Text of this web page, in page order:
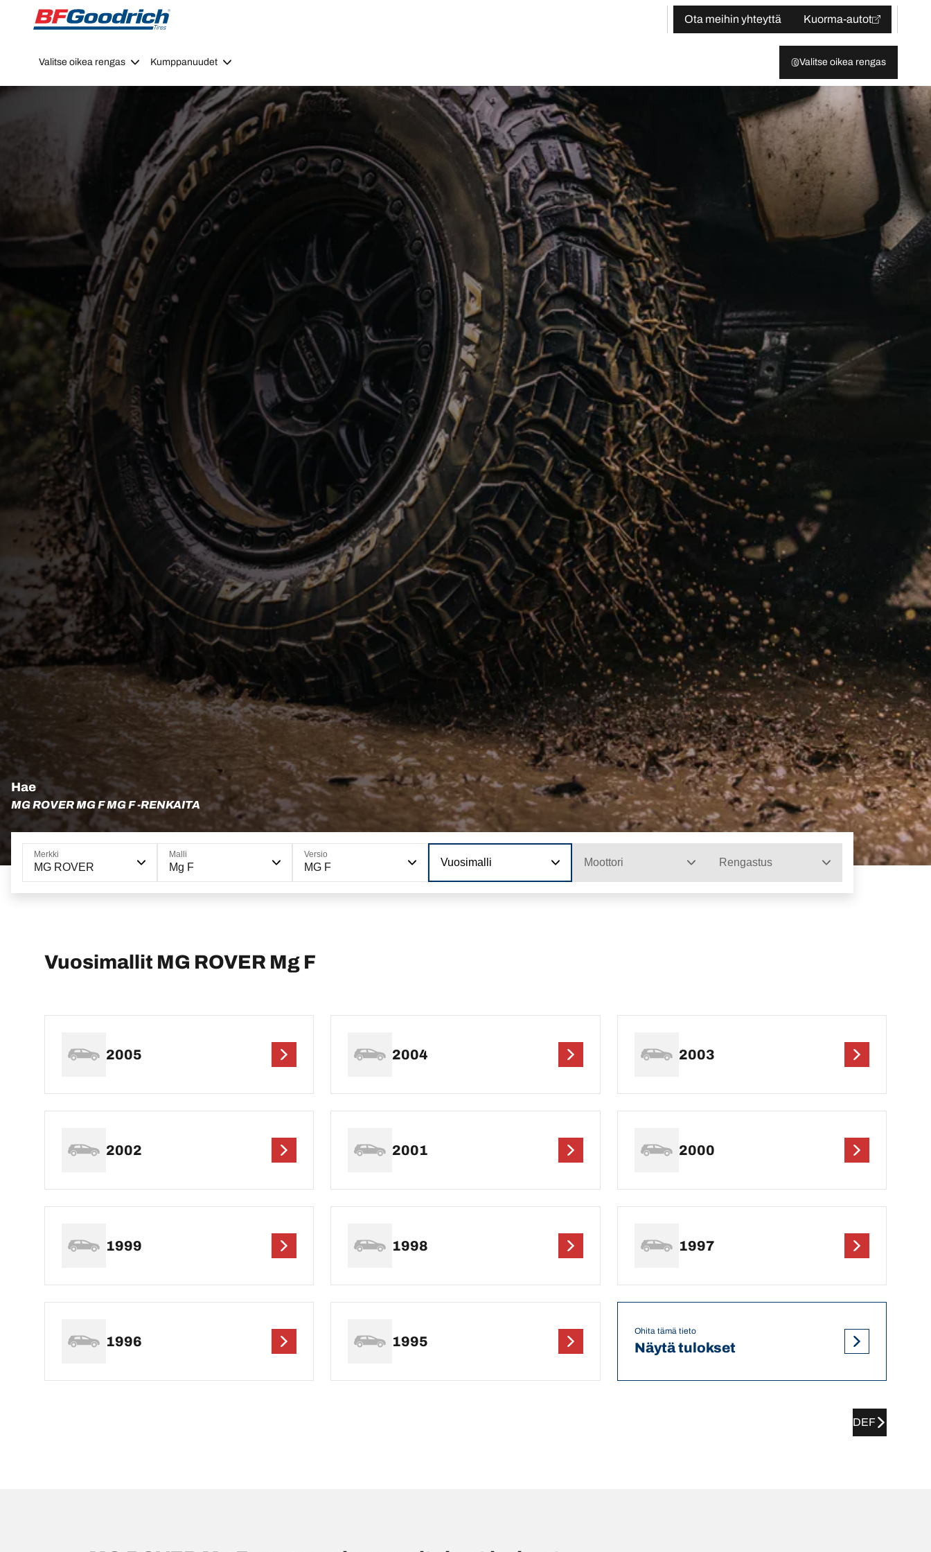
Go to page content
Go to page navigation
Ota meihin yhteyttä
Kuorma-autot
Valitse oikea rengas Kumppanuudet Valitse oikea rengas
Hae
MG ROVER MG F MG F -RENKAITA
Merkki
MG ROVER
Malli
Mg F
Versio
MG F Vuosimalli Moottori Rengastus
Vuosimallit MG ROVER Mg F
2005 2004 2003
2002 2001 2000
1999 1998 1997
1996 1995
Ohita tämä tieto
Näytä tulokset
DEF